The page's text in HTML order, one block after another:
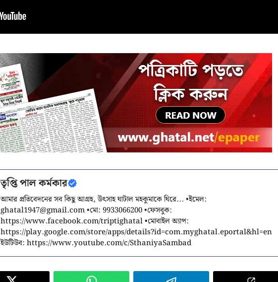
তৃপ্তি পাল কর্মকার
আমার প্রতিবেদনের সব কিছু আগ্রহ, উৎসাহ ঘাটাল মহকুমাকে ঘিরে... •ইমেল:
ghatal1947@gmail.com•মো: 9933066200 •ফেসবুক:
https://www.facebook.com/triptighatal •মোবাইল অ্যাপ:
https://play.google.com/store/apps/details?id=com.myghatal.eportal&hl=en
ইউটিউব: https://www.youtube.com/c/SthaniyaSambad